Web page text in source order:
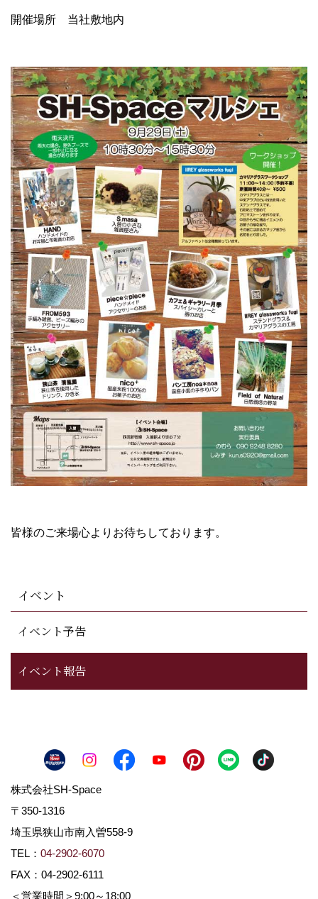
開催場所 当社敷地内
皆様のご来場心よりお待ちしております。
イベント
イベント予告
イベント報告
株式会社SH-Space
〒350-1316
埼玉県狭山市南入曽558-9
TEL： 04-2902-6070
FAX：04-2902-6111
＜営業時間＞9:00～18:00